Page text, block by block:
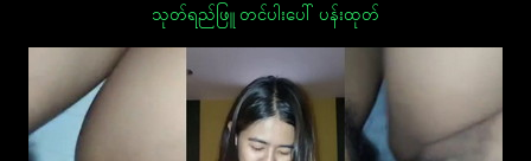
သုတ်ရည်ဖြူ တင်ပါးပေါ် ပန်းထုတ်